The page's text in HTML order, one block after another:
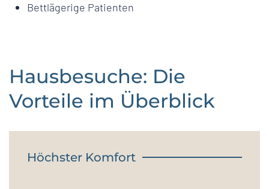
Bettlägerige Patienten
Hausbesuche: Die
Vorteile im Überblick
Höchster Komfort